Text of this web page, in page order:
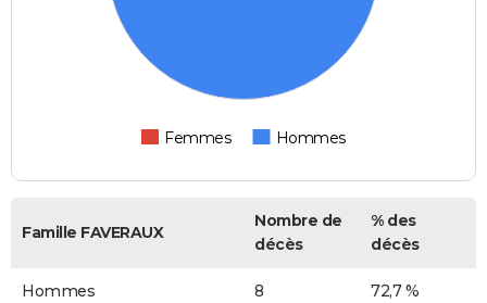
Femmes Hommes
Famille FAVERAUX
Nombre de
décès
% des
décès
Hommes 8 72,7 %